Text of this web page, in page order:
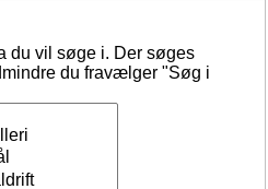
du vil søge i. Der søges
du fravælger "Søg i